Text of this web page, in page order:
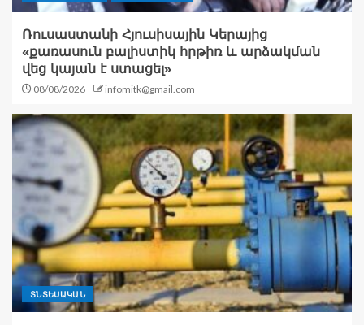
Ռուսաստանի Հյուսիսային Կերայից
«քառասուն բալիստիկ հրթիռ և արձակման
վեց կայան է ստացել»
08/08/2026 infomitk@gmail.com
ՏՆՏԵՍԱԿԱՆ